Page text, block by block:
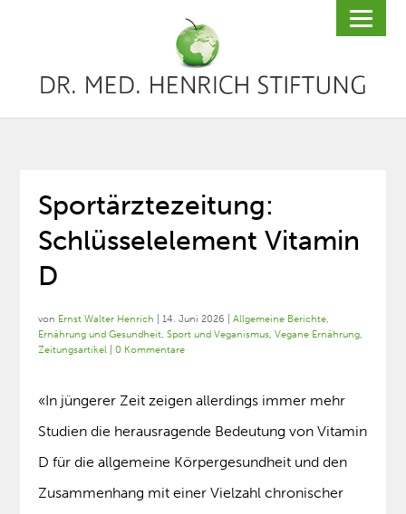
Sportärztezeitung:
Schlüsselelement Vitamin
D
von Ernst Walter Henrich |14. Juni 2026 |Allgemeine Berichte,
Ernährung und Gesundheit,Sport und Veganismus,Vegane Ernährung,
Zeitungsartikel |0 Kommentare
«In jüngerer Zeit zeigen allerdings immer mehr
Studien die herausragende Bedeutung von Vitamin
D für die allgemeine Körpergesundheit und den
Zusammenhang mit einer Vielzahl chronischer